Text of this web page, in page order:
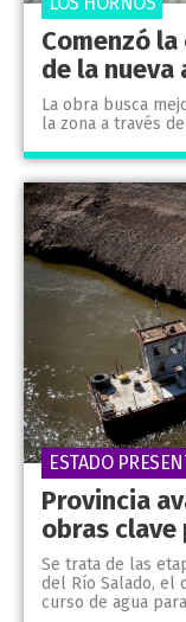
Comenzó
de la nueva
La obra busca
la zona a través
Provincia
obras
Se trata de las
del Río Salado, el
curso de agua
ESTADO